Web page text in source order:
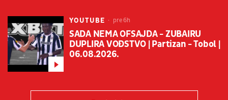
YOUTUBE pre 6h
SADA NEMA OFSAJDA - ZUBAIRU
DUPLIRA VOĐSTVO | Partizan - Tobol |
06.08.2026.